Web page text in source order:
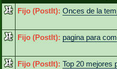
Fijo (PostIt): Onces de la
Fijo (PostIt): pagina para
Fijo (PostIt): Top 20 mejores